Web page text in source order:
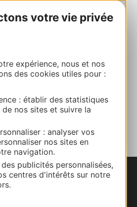
votre vie privée
expérience, nous et nos
des cookies utiles pour :
: établir des statistiques
nos sites et suivre la
: analyser vos
nos sites en
navigation.
publicités personnalisées,
centres d'intérêts sur notre